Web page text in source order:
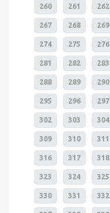
260 261 262
267 268 269
274 275 276
281 282 283
288 289 290
295 296 297
302 303 304
309 310 311
316 317 318
323 324 325
330 331 332